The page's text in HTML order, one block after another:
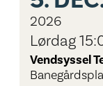
2026
Lørdag
Vendsyssel